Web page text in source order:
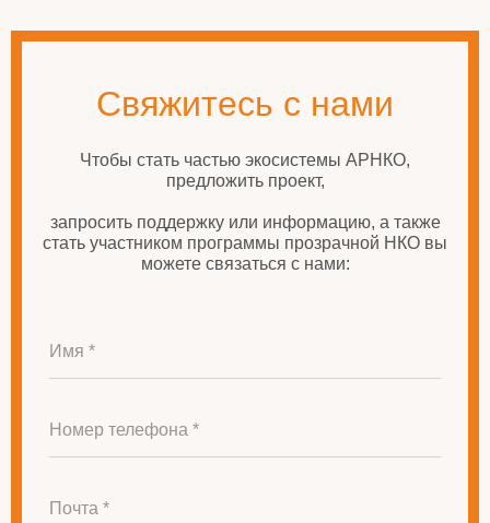
Свяжитесь с нами
Чтобы стать частью экосистемы АРНКО,
предложить проект,
запросить поддержку или информацию, а также
стать участником программы прозрачной НКО вы
можете связаться с нами:
Имя *
Номер телефона *
Почта *